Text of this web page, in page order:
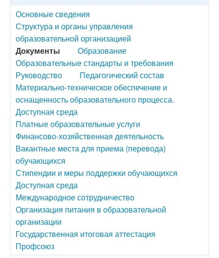
Основные сведения
Структура и органы управления
образовательной организацией
Документы
Образование
Образовательные стандарты и требования
Руководство
Педагогический состав
Материально-техническое обеспечение и
оснащенность образовательного процесса.
Доступная среда
Платные образовательные услуги
Финансово-хозяйственная деятельность
Вакантные места для приема (перевода)
обучающихся
Стипендии и меры поддержки обучающихся
Доступная среда
Международное сотрудничество
Организация питания в образовательной
организации
Государственная итоговая аттестация
Профсоюз